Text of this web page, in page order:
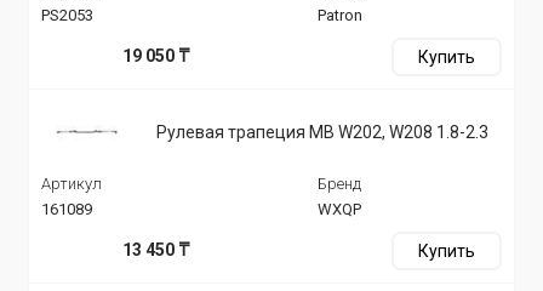
PS2053
Patron
19 050 ₸ Купить
Рулевая трапеция MB W202, W208 1.8-2.3
Артикул
161089
Бренд
WXQP
13 450 ₸ Купить